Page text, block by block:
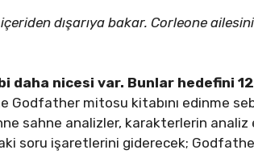
dışarıya bakar. Corleone
daha nicesi var. Bunlar hedefini
mitosu kitabını edinme
sahne analizler, karakterlerin
soru işaretlerini giderecek;